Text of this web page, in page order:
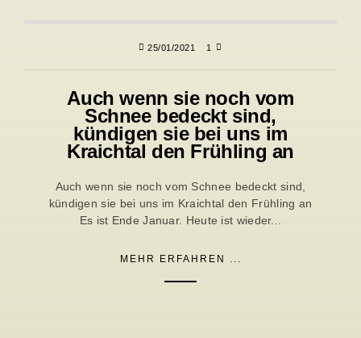
25/01/2021 1
Auch wenn sie noch vom
Schnee bedeckt sind,
kündigen sie bei uns im
Kraichtal den Frühling an
Auch wenn sie noch vom Schnee bedeckt sind,
kündigen sie bei uns im Kraichtal den Frühling an
Es ist Ende Januar. Heute ist wieder...
MEHR ERFAHREN ...